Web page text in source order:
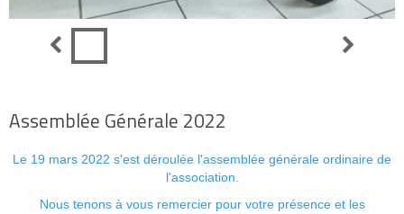
Assemblée Générale 2022
Le 19 mars 2022 s'est déroulée l'assemblée générale ordinaire de
l'association.
Nous tenons à vous remercier pour votre présence et les